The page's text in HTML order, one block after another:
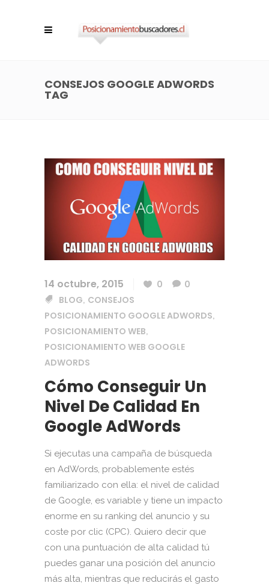
CONSEJOS GOOGLE ADWORDS
TAG
14 octubre, 2015 0
0
BLOG, CONSEJOS
POSICIONAMIENTO GOOGLE ADWORDS,
POSICIONAMIENTO WEB,
POSICIONAMIENTO WEB GOOGLE
ADWORDS
Cómo Conseguir Un
Nivel De Calidad En
Google AdWords
Si ejecutas una campaña de búsqueda
en AdWords, probablemente estés
familiarizado con ella: el nivel de calidad
de Google, es variable y tiene un impacto
enorme en su ranking del anuncio y su
coste por clic (CPC). Quiero decir que
con una puntuación de alta calidad tú
puedes ganar una posición del anuncio
más alta, mientras que reducirás el gasto